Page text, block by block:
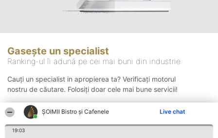
ȘOIMII Bistro și Cafenele Live chat
19:03
Gasește un specialist
Ranking-ul îi adună pe cei mai buni din industrie
Cauți un specialist in apropierea ta? Verificați motorul
nostru de căutare. Folosiți doar cele mai bune servicii!